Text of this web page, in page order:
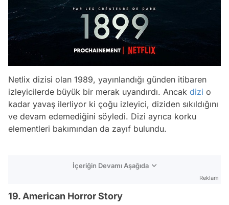
Netlix dizisi olan 1989, yayınlandığı günden itibaren
izleyicilerde büyük bir merak uyandırdı. Ancak dizi o
kadar yavaş ilerliyor ki çoğu izleyici, diziden sıkıldığını
ve devam edemediğini söyledi. Dizi ayrıca korku
elementleri bakımından da zayıf bulundu.
İçeriğin Devamı Aşağıda
Reklam
19. American Horror Story